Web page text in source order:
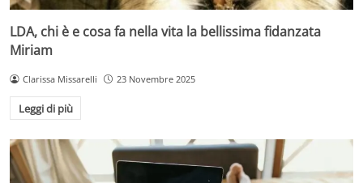
LDA, chi è e cosa fa nella vita la bellissima fidanzata
Miriam
Clarissa Missarelli 23 Novembre 2025
Leggi di più